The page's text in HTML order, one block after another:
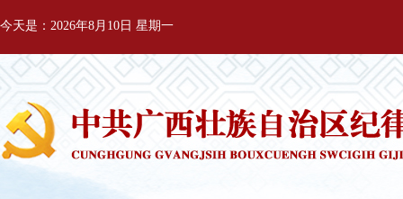
今天是：2026年8月10日 星期一